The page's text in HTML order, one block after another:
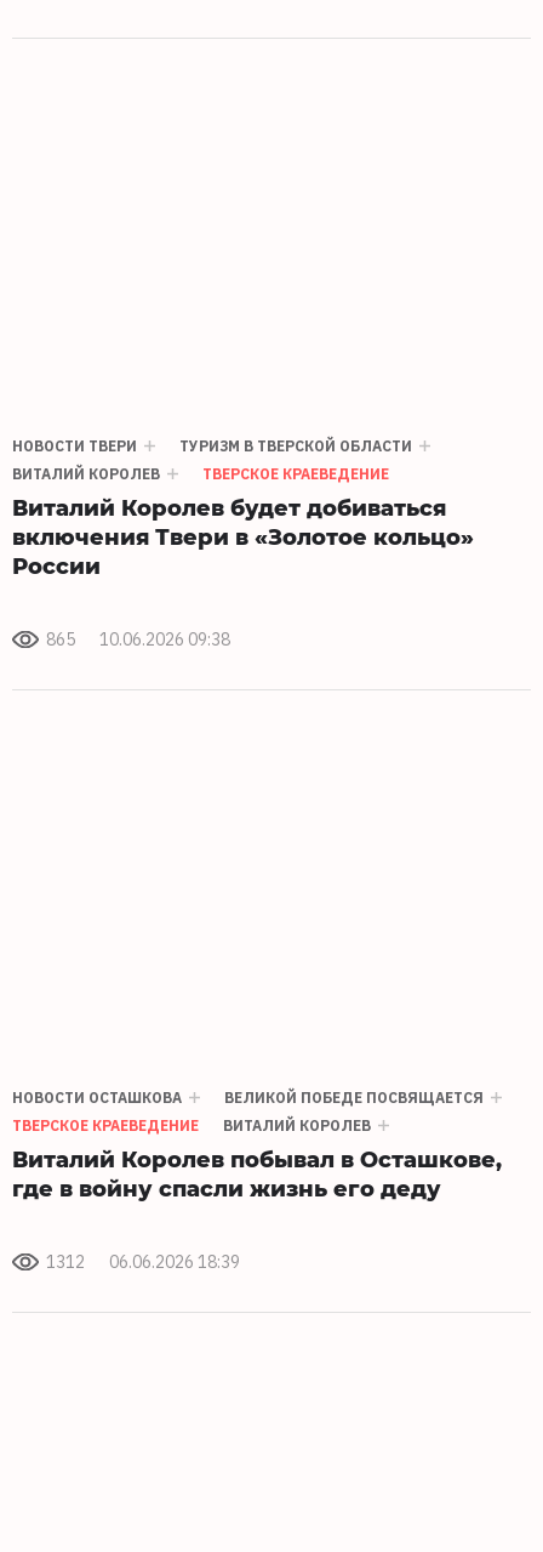
НОВОСТИ ТВЕРИ
ТУРИЗМ В ТВЕРСКОЙ ОБЛАСТИ
ВИТАЛИЙ КОРОЛЕВ
ТВЕРСКОЕ КРАЕВЕДЕНИЕ
Виталий Королев будет добиваться
включения Твери в «Золотое кольцо»
России
865 10.06.2026 09:38
НОВОСТИ ОСТАШКОВА
ВЕЛИКОЙ ПОБЕДЕ ПОСВЯЩАЕТСЯ
ТВЕРСКОЕ КРАЕВЕДЕНИЕ
ВИТАЛИЙ КОРОЛЕВ
Виталий Королев побывал в Осташкове,
где в войну спасли жизнь его деду
1312 06.06.2026 18:39